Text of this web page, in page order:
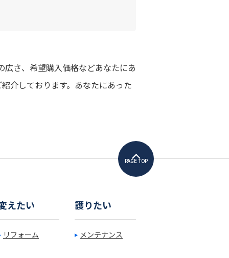
さ、希望購入価格などあなたにあ
介しております。あなたにあった
PAGE TOP
えたい
リフォーム
護りたい
メンテナンス